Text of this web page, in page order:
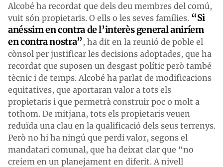
Alcobé ha recordat que dels deu membres del comú,
vuit són propietaris. O ells o les seves famílies. “Si
anéssim en contra de l’interès general aniríem
en contra nostra”, ha dit en la reunió de poble el
cònsol per justificar les decisions adoptades, que ha
recordat que suposen un desgast polític però també
tècnic i de temps. Alcobé ha parlat de modificacions
equitatives, que aportaran valor a tots els
propietaris i que permetrà construir poc o molt a
tothom. De mitjana, tots els propietaris veuen
reduïda una clau en la qualificació dels seus terrenys.
Però no hi ha ningú que perdi valor, segons el
mandatari comunal, que ha deixat clar que “no
creiem en un planejament en diferit. A nivell